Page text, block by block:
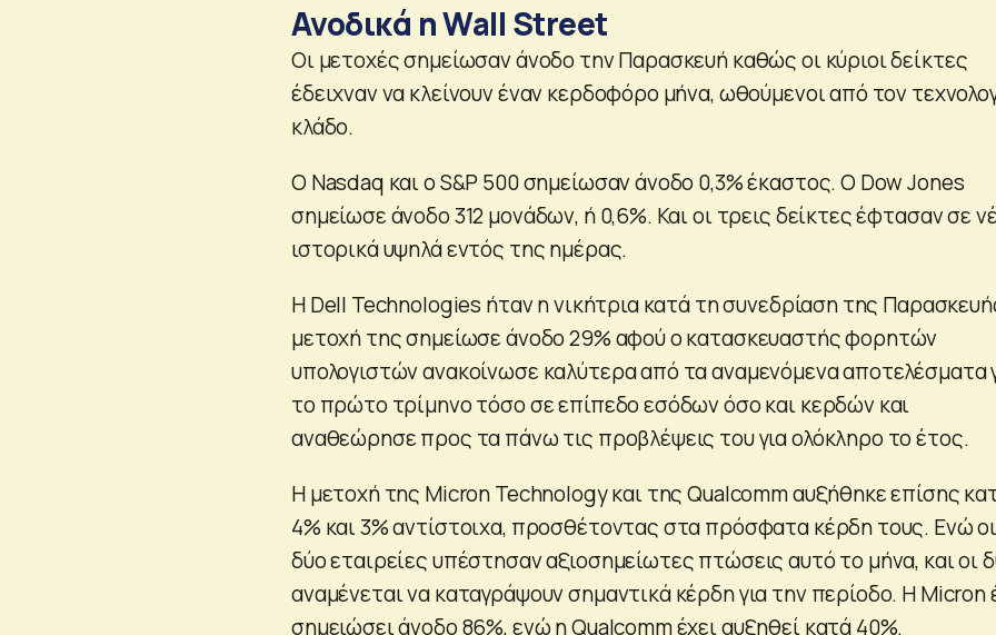
Ανοδικά η Wall Street
Οι μετοχές σημείωσαν άνοδο την Παρασκευή καθώς οι κύριοι δείκτες
έδειχναν να κλείνουν έναν κερδοφόρο μήνα, ωθούμενοι από τον
κλάδο.
Ο Nasdaq και ο S&P 500 σημείωσαν άνοδο 0,3% έκαστος. Ο Dow Jones
σημείωσε άνοδο 312 μονάδων, ή 0,6%. Και οι τρεις δείκτες έφτασαν σε
ιστορικά υψηλά εντός της ημέρας.
Η Dell Technologies ήταν η νικήτρια κατά τη συνεδρίαση της
μετοχή της σημείωσε άνοδο 29% αφού ο κατασκευαστής φορητών
υπολογιστών ανακοίνωσε καλύτερα από τα αναμενόμενα αποτελέσματα
το πρώτο τρίμηνο τόσο σε επίπεδο εσόδων όσο και κερδών και
αναθεώρησε προς τα πάνω τις προβλέψεις του για ολόκληρο το έτος.
Η μετοχή της Micron Technology και της Qualcomm αυξήθηκε επίσης
4% και 3% αντίστοιχα, προσθέτοντας στα πρόσφατα κέρδη τους. Ενώ
δύο εταιρείες υπέστησαν αξιοσημείωτες πτώσεις αυτό το μήνα, και οι
αναμένεται να καταγράψουν σημαντικά κέρδη για την περίοδο. Η Micron
σημειώσει άνοδο 86%, ενώ η Qualcomm έχει αυξηθεί κατά 40%.